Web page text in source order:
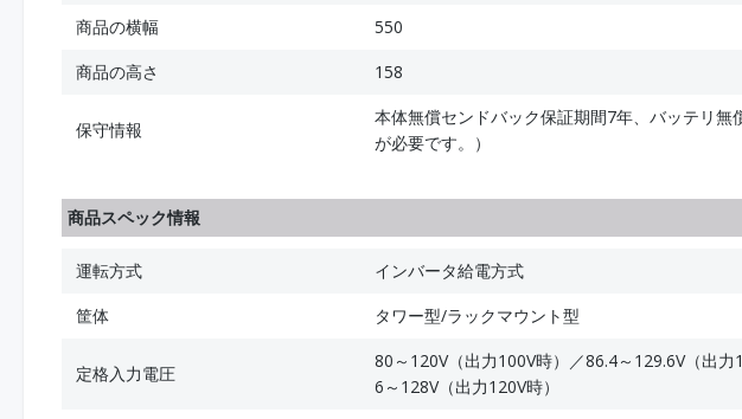
商品の横幅
550
商品の高さ
158
保守情報
本体無償センドバック保証期間7年、バッテリ
が必要です。）
商品スペック情報
運転方式
インバータ給電方式
筐体
タワー型/ラックマウント型
定格入力電圧
80～120V（出力100V時）／86.4～129.6V（出
6～128V（出力120V時）